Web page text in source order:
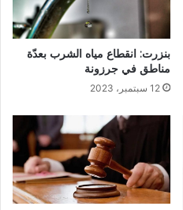
بنزرت: انقطاع مياه الشرب بعدّة
مناطق في جرزونة
12 سبتمبر، 2023